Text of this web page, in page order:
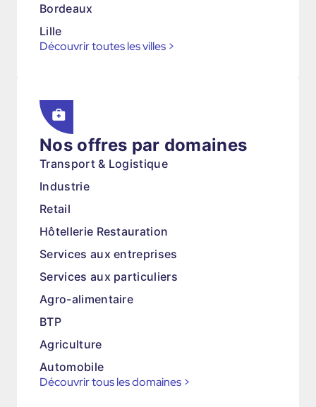
Bordeaux
Lille
Découvrir toutes les villes >
Nos offres par domaines
Transport & Logistique
Industrie
Retail
Hôtellerie Restauration
Services aux entreprises
Services aux particuliers
Agro-alimentaire
BTP
Agriculture
Automobile
Découvrir tous les domaines >